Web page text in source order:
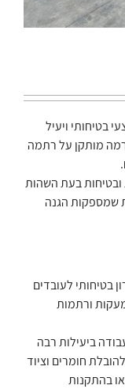
בטיחותי ויעיל
מותקן על רתמה
בעת השהות
שמספקות הגנה
בטיחותי לעובדים
ורתמות
ביעילות רבה
חומרים וציוד
בהתקנות